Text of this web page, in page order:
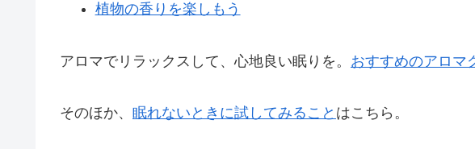
植物の香りを楽しもう
アロマでリラックスして、心地良い眠りを。 おすすめのアロマ
そのほか、 眠れないときに試してみること はこちら。